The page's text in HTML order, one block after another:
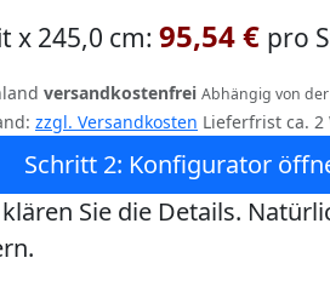
x 245,0 cm: 95,54 € pro
versandkostenfrei Abhängig von
zzgl. Versandkosten Lieferfrist ca. 2
Schritt 2: Konfigurator
Sie die Details.